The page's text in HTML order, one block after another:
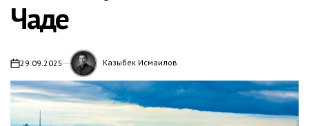
Чаде
on29.09.2025 Казыбек Исмаилов